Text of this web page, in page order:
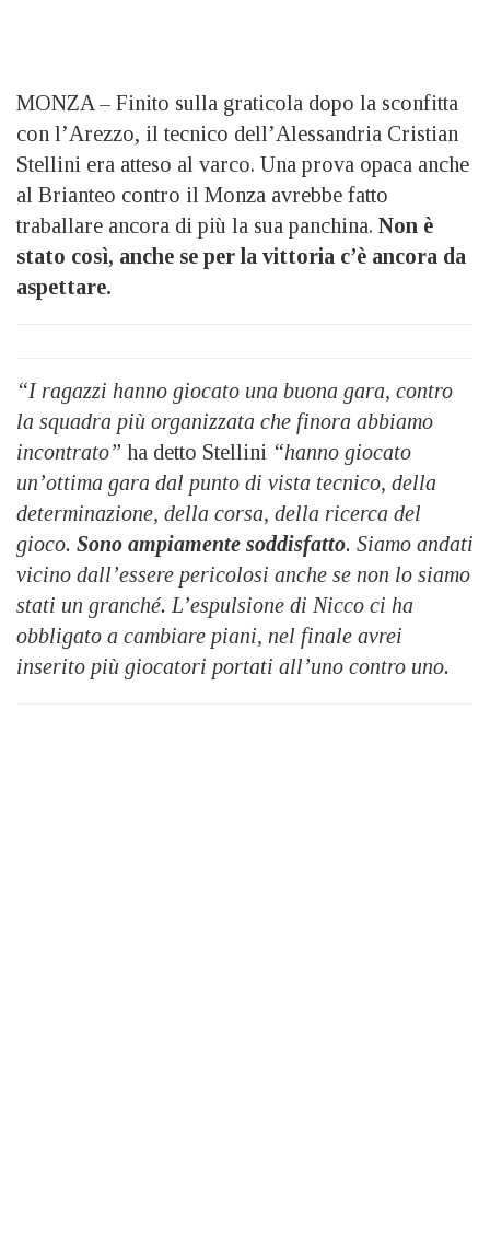
MONZA – Finito sulla graticola dopo la sconfitta
con l’Arezzo, il tecnico dell’Alessandria Cristian
Stellini era atteso al varco. Una prova opaca anche
al Brianteo contro il Monza avrebbe fatto
traballare ancora di più la sua panchina. Non è
stato così, anche se per la vittoria c’è ancora da
aspettare.
“I ragazzi hanno giocato una buona gara, contro
la squadra più organizzata che finora abbiamo
incontrato” ha detto Stellini “hanno giocato
un’ottima gara dal punto di vista tecnico, della
determinazione, della corsa, della ricerca del
gioco. Sono ampiamente soddisfatto. Siamo andati
vicino dall’essere pericolosi anche se non lo siamo
stati un granché. L’espulsione di Nicco ci ha
obbligato a cambiare piani, nel finale avrei
inserito più giocatori portati all’uno contro uno.